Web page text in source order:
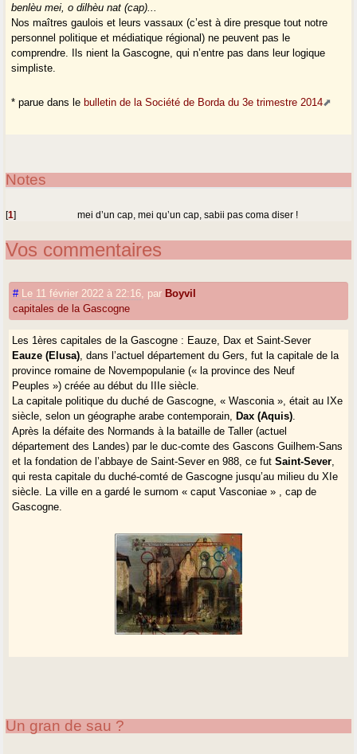
benlèu mei, o dilhèu nat (cap)...
Nos maîtres gaulois et leurs vassaux (c’est à dire presque tout notre
personnel politique et médiatique régional) ne peuvent pas le
comprendre. Ils nient la Gascogne, qui n’entre pas dans leur logique
simpliste.
* parue dans le bulletin de la Société de Borda du 3e trimestre 2014
Notes
[1] mei d’un cap, mei qu’un cap, sabii pas coma diser !
Vos commentaires
# Le 11 février 2022 à 22:16 par Boyvil
capitales de la Gascogne
Les 1ères capitales de la Gascogne : Eauze, Dax et Saint-Sever
Eauze (Elusa) , dans l’actuel département du Gers, fut la capitale de la
province romaine de Novempopulanie (« la province des Neuf
Peuples ») créée au début du IIIe siècle.
La capitale politique du duché de Gascogne, « Wasconia », était au IXe
siècle, selon un géographe arabe contemporain,
Dax (Aquis)
Après la défaite des Normands à la bataille de Taller (actuel
département des Landes) par le duc-comte des Gascons Guilhem-Sans
et la fondation de l’abbaye de Saint-Sever en 988, ce futSaint-Sever
qui resta capitale du duché-comté de Gascogne jusqu’au milieu du XIe
siècle. La ville en a gardé le surnom « caput Vasconiae » , cap de
Gascogne.
Un gran de sau ?